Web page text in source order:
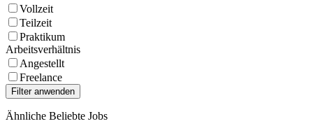
Vollzeit
Teilzeit
Praktikum
Arbeitsverhältnis
Angestellt
Freelance
Ähnliche Beliebte Jobs